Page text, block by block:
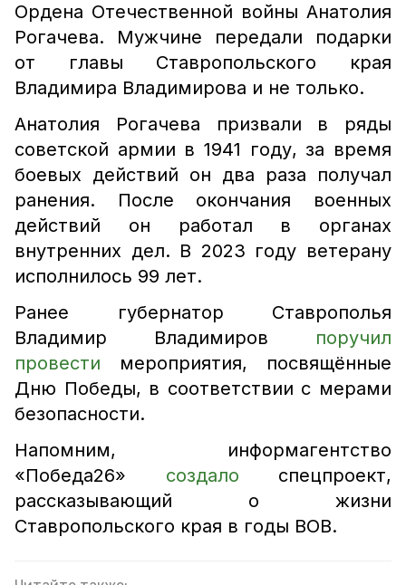
Ордена Отечественной войны Анатолия
Рогачева. Мужчине передали подарки
от главы Ставропольского края
Владимира Владимирова и не только.
Анатолия Рогачева призвали в ряды
советской армии в 1941 году, за время
боевых действий он два раза получал
ранения. После окончания военных
действий он работал в органах
внутренних дел. В 2023 году ветерану
исполнилось 99 лет.
Ранее губернатор Ставрополья
Владимир Владимиров поручил
провести мероприятия, посвящённые
Дню Победы, в соответствии с мерами
безопасности.
Напомним, информагентство
«Победа26» создало спецпроект,
рассказывающий о жизни
Ставропольского края в годы ВОВ.